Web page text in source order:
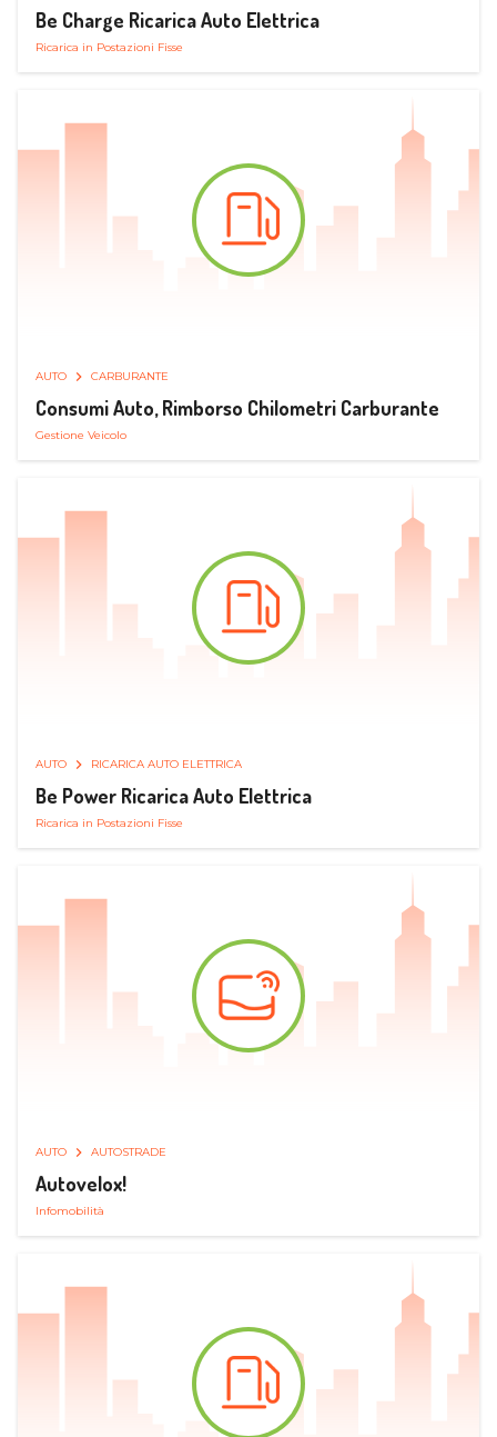
Be Charge Ricarica Auto Elettrica
Ricarica in Postazioni Fisse
AUTO CARBURANTE
Consumi Auto, Rimborso Chilometri Carburante
Gestione Veicolo
AUTO RICARICA AUTO ELETTRICA
Be Power Ricarica Auto Elettrica
Ricarica in Postazioni Fisse
AUTO AUTOSTRADE
Autovelox!
Infomobilità